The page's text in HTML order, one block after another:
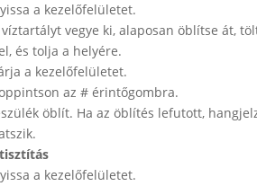
a kezelőfelületet.
víztartályt vegye ki, alaposan öblítse át,
és tolja a helyére.
a kezelőfelületet.
az # érintőgombra.
öblít. Ha az öblítés lefutott,
a kezelőfelületet.